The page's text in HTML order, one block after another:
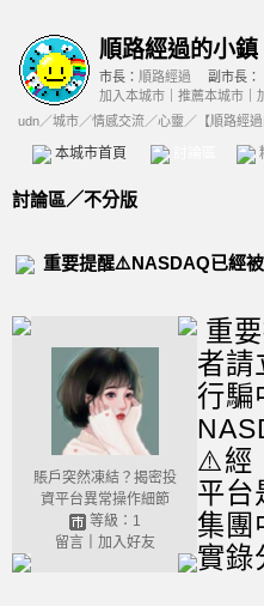
順路經過的小鎮
市長： 順路經過
副市長：
加入本城市
推薦本城市
udn／城市／情感交流／心靈 ／ 【順路經
本城市首頁
討論區／不分版
重要提醒⚠️NASDAQ已經
賬戶突然凍結？揭密投
資平台異常操作細節
等級：1
留言｜ 加入好友
重
者請
行騙
⚠️經
平台
集團
實錄